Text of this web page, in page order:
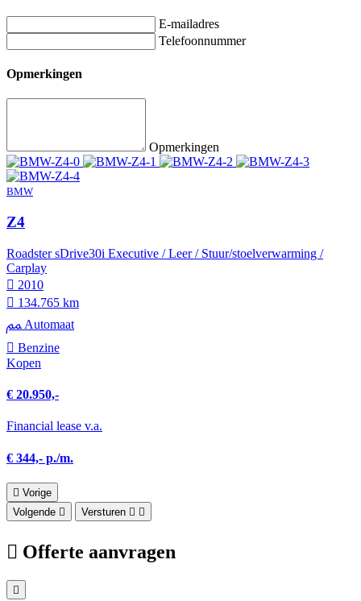
E-mailadres
Telefoonnummer
Opmerkingen
Opmerkingen
BMW
Z4
Roadster sDrive30i Executive / Leer / Stuur/stoelverwarming /
Carplay
2010
134.765 km
Automaat
Benzine
Kopen
€ 20.950,-
Financial lease v.a.
€ 344,- p./m.
Vorige
Volgende
Versturen
Offerte aanvragen